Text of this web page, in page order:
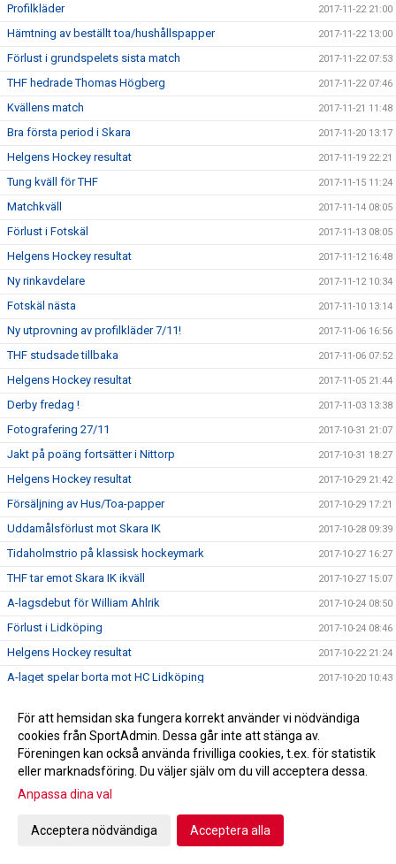
Profilkläder 2017-11-22 21:00
Hämtning av beställt toa/hushållspapper 2017-11-22 13:00
Förlust i grundspelets sista match 2017-11-22 07:53
THF hedrade Thomas Högberg 2017-11-22 07:46
Kvällens match 2017-11-21 11:48
Bra första period i Skara 2017-11-20 13:17
Helgens Hockey resultat 2017-11-19 22:21
Tung kväll för THF 2017-11-15 11:24
Matchkväll 2017-11-14 08:05
Förlust i Fotskäl 2017-11-13 08:05
Helgens Hockey resultat 2017-11-12 16:48
Ny rinkavdelare 2017-11-12 10:34
Fotskäl nästa 2017-11-10 13:14
Ny utprovning av profilkläder 7/11! 2017-11-06 16:56
THF studsade tillbaka 2017-11-06 07:52
Helgens Hockey resultat 2017-11-05 21:44
Derby fredag ! 2017-11-03 13:38
Fotografering 27/11 2017-10-31 21:07
Jakt på poäng fortsätter i Nittorp 2017-10-31 18:27
Helgens Hockey resultat 2017-10-29 21:42
Försäljning av Hus/Toa-papper 2017-10-29 17:21
Uddamålsförlust mot Skara IK 2017-10-28 09:39
Tidaholmstrio på klassisk hockeymark 2017-10-27 16:27
THF tar emot Skara IK ikväll 2017-10-27 15:07
A-lagsdebut för William Ahlrik 2017-10-24 08:50
Förlust i Lidköping 2017-10-24 08:46
Helgens Hockey resultat 2017-10-22 21:24
A-laget spelar borta mot HC Lidköping 2017-10-20 10:43
Seger i hemmapremiären! 2017-10-17 21:55
Hus/Toa-pappers försäljning höst 2017 2017-10-16 08:05
Helgens Hockey resultat 2017-10-15 20:33
Skridskoskolan och hockeyskolan
Kiosktider
För att hemsidan ska fungera korrekt använder vi nödvändiga
cookies från SportAdmin. Dessa går inte att stänga av.
Föreningen kan också använda frivilliga cookies, t.ex. för statistik
eller marknadsföring. Du väljer själv om du vill acceptera dessa.
Anpassa dina val
Acceptera nödvändiga Acceptera alla